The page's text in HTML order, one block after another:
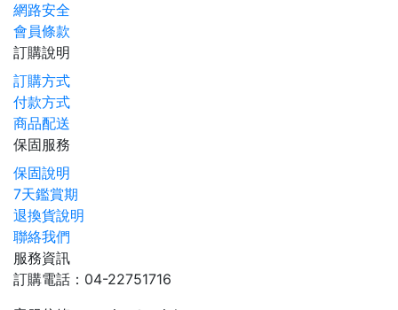
網路安全
會員條款
訂購說明
訂購方式
付款方式
商品配送
保固服務
保固說明
7天鑑賞期
退換貨說明
聯絡我們
服務資訊
訂購電話：04-22751716